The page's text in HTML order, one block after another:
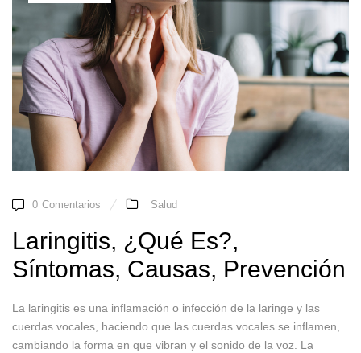
0 Comentarios Salud
Laringitis, ¿Qué Es?,
Síntomas, Causas, Prevención
La laringitis es una inflamación o infección de la laringe y las
cuerdas vocales, haciendo que las cuerdas vocales se inflamen,
cambiando la forma en que vibran y el sonido de la voz. La